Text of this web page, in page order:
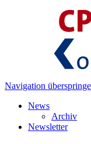
Navigation
News
Archiv
Newsletter